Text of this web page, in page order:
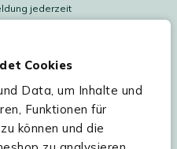
Cookies
Data, um Inhalte und
Funktionen für
können und die
jederzeit